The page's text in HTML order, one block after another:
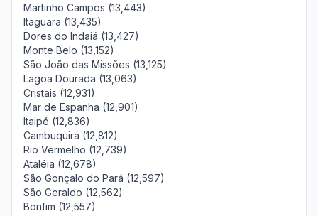
Martinho Campos (13,443)
Itaguara (13,435)
Dores do Indaiá (13,427)
Monte Belo (13,152)
São João das Missões (13,125)
Lagoa Dourada (13,063)
Cristais (12,931)
Mar de Espanha (12,901)
Itaipé (12,836)
Cambuquira (12,812)
Rio Vermelho (12,739)
Ataléia (12,678)
São Gonçalo do Pará (12,597)
São Geraldo (12,562)
Bonfim (12,557)